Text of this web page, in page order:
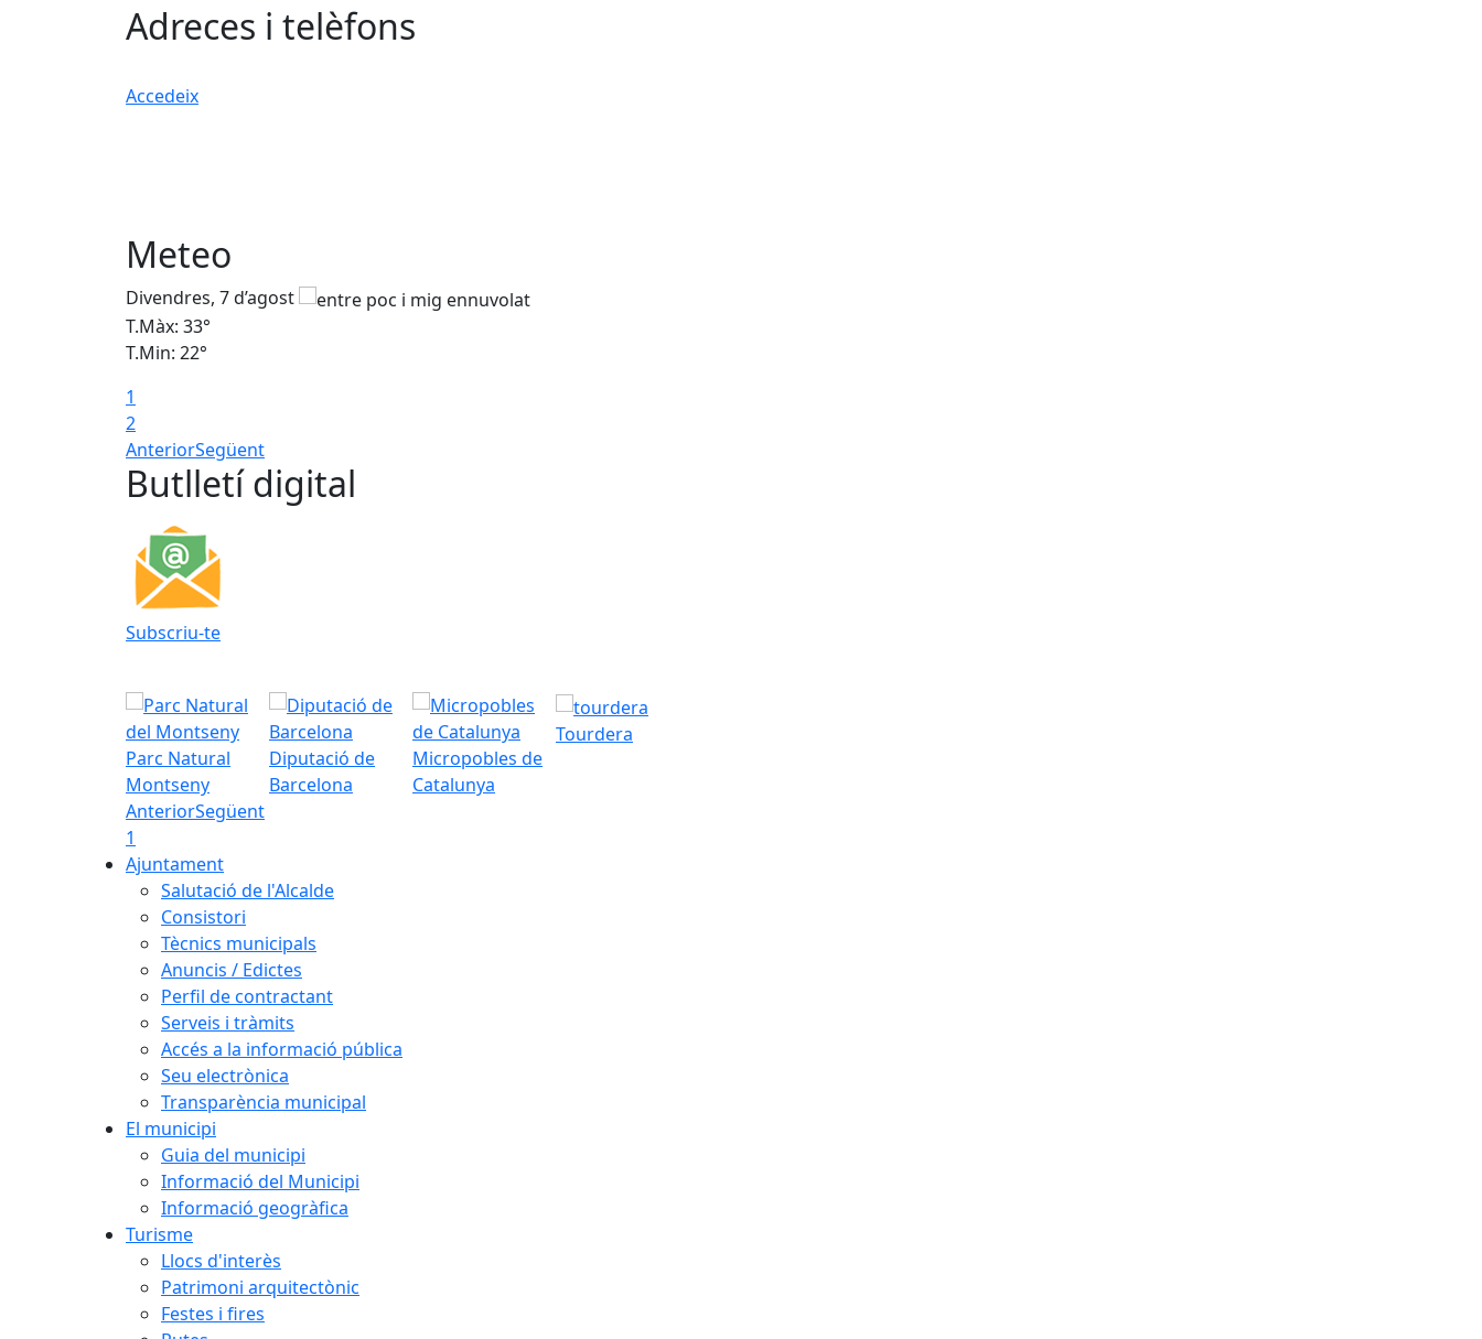
Adreces i telèfons
Accedeix
Meteo
Divendres, 7 d’agost
T.Màx: 33°
T.Min: 22°
1
2
AnteriorSegüent
Butlletí digital
Subscriu-te
Parc Natural
Montseny
Diputació de
Barcelona
Micropobles de
Catalunya
Tourdera
AnteriorSegüent
1
Ajuntament
Salutació de l'Alcalde
Consistori
Tècnics municipals
Anuncis / Edictes
Perfil de contractant
Serveis i tràmits
Accés a la informació pública
Seu electrònica
Transparència municipal
El municipi
Guia del municipi
Informació del Municipi
Informació geogràfica
Turisme
Llocs d'interès
Patrimoni arquitectònic
Festes i fires